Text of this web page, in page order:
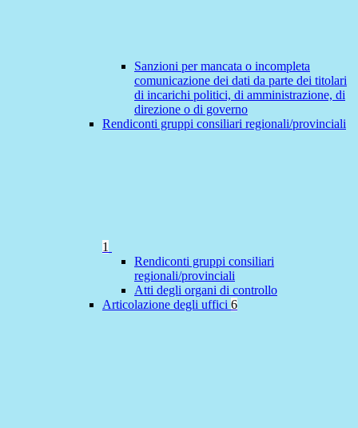
Sanzioni per mancata o incompleta
comunicazione dei dati da parte dei titolari
di incarichi politici, di amministrazione, di
direzione o di governo
Rendiconti gruppi consiliari regionali/provinciali
1
Rendiconti gruppi consiliari
regionali/provinciali
Atti degli organi di controllo
Articolazione degli uffici 6